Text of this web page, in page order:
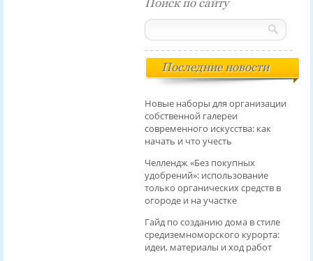
Последние новости
Новые наборы для организации
собственной галереи
современного искусства: как
начать и что учесть
Челлендж «Без покупных
удобрений»: использование
только органических средств в
огороде и на участке
Гайд по созданию дома в стиле
средиземноморского курорта:
идеи, материалы и ход работ